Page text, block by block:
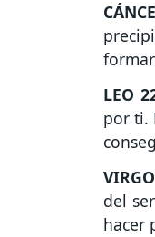
LEO
por ti.
VIRGO
del
hacer